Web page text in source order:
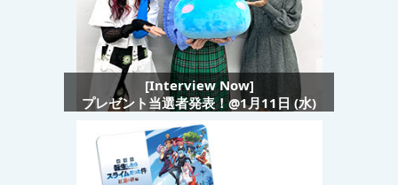
[Interview Now]
プレゼント当選者発表！@1月11日 (水)